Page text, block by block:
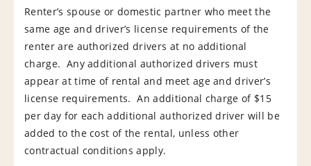
Renter’s spouse or domestic partner who meet the
same age and driver’s license requirements of the
renter are authorized drivers at no additional
charge. Any additional authorized drivers must
appear at time of rental and meet age and driver’s
license requirements. An additional charge of $15
per day for each additional authorized driver will be
added to the cost of the rental, unless other
contractual conditions apply.